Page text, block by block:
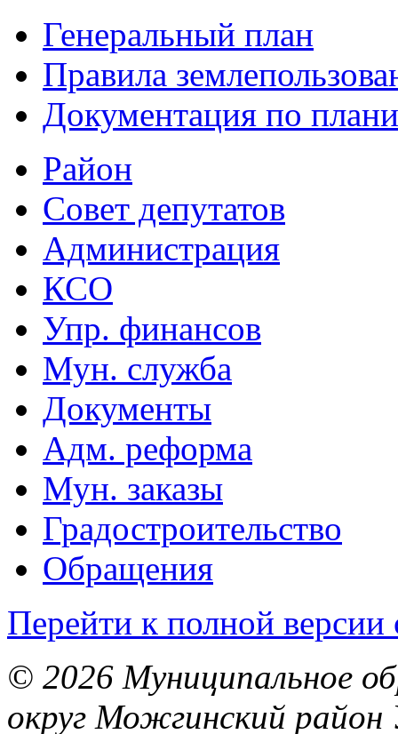
Генеральный план
Правила
Документация по
Район
Совет депутатов
Администрация
КСО
Упр. финансов
Мун. служба
Документы
Адм. реформа
Мун. заказы
Градостроительство
Обращения
Перейти к полной версии
© 2026 Муниципальное
округ Можгинский район